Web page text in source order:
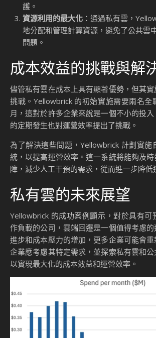
護。
資源利用的最大化 ：通過私有雲，
地分配和管理計算資源，避免了公共雲
問題。
成本效益的挑戰與解
儘管私有雲在成本上具有顯著優勢，但其
挑戰。Yellowbrick 的初始實施需要兩名全
月，這對於許多企業來說是一個不小的投
的定期發生也對運營效率提出了挑戰。
為了解決這些問題，Yellowbrick 計劃實施
統，以提高運營效率。這一系統將能夠及
障，減少人工干預的需求，從而進一步降低
私有雲的未來展望
Yellowbrick 的成功案例顯示，對於具有可
作負載的公司，雲端回遷是一個值得考慮
進步和成本壓力的增加，更多企業可能會重
企業應考慮其特定需求，並探索私有雲和公
以實現最大化的成本效益和運營效率。